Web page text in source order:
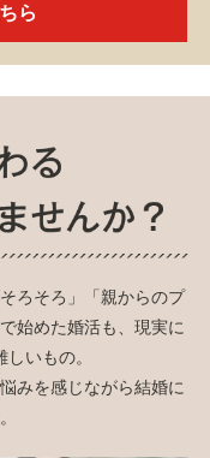
ら
ろそろ」「親からのプ
始めた婚活も、現実に
いもの。
みを感じながら結婚に